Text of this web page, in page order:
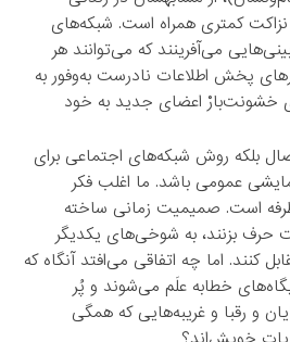
کمتری همراه است. شبکه‌های
می‌آفرینند که می‌توانند هر
پخش اطلاعات نادرست به‌وفور به
خشونت‌بارْ اعضای جدید به خود
بلکه روش شبکه‌های اجتماعی برای
عمومی باشد. ما اغلب فکر
است. صمیمیت زمانی ساخته
حرف بزنند، به شوخی‌های یکدیگر
کنند. اما چه اتفاقی می‌افتد آنگاه که
خطابه علَم می‌شوند و پُر
و رقبا و غریبه‌هایی که همگی